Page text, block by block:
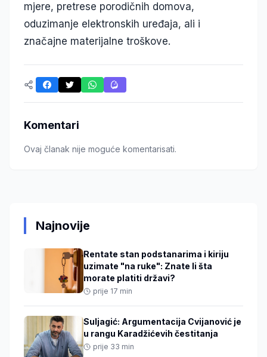
mjere, pretrese porodičnih domova,
oduzimanje elektronskih uređaja, ali i
značajne materijalne troškove.
Komentari
Ovaj članak nije moguće komentarisati.
Najnovije
Rentate stan podstanarima i kiriju
uzimate "na ruke": Znate li šta
morate platiti državi?
prije 17 min
Suljagić: Argumentacija Cvijanović je
u rangu Karadžićevih čestitanja
prije 33 min